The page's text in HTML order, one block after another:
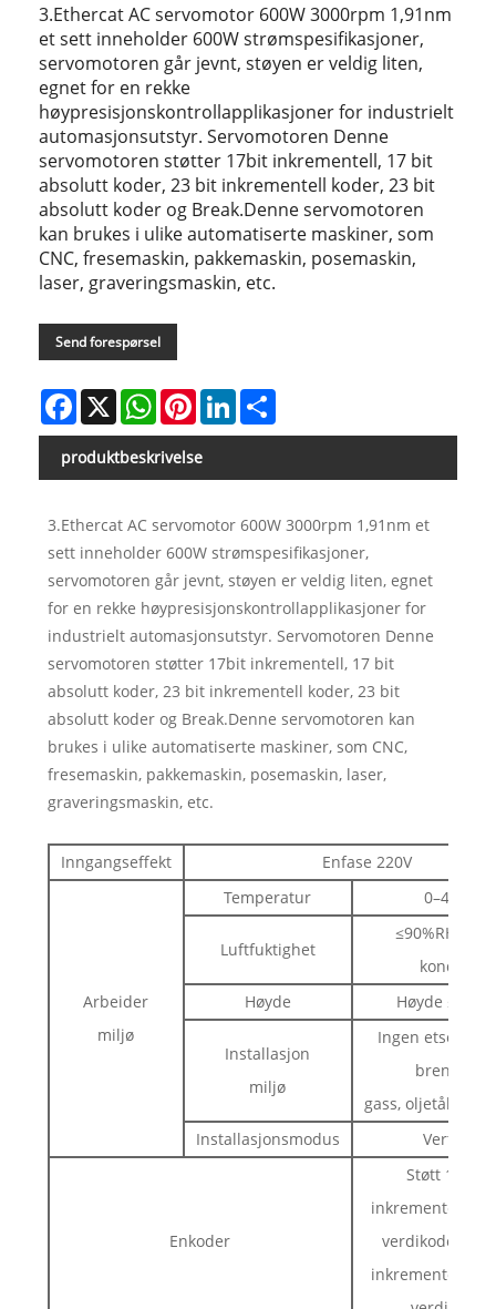
3.Ethercat AC servomotor 600W 3000rpm 1,91nm
et sett inneholder 600W strømspesifikasjoner,
servomotoren går jevnt, støyen er veldig liten,
egnet for en rekke
høypresisjonskontrollapplikasjoner for industrielt
automasjonsutstyr. Servomotoren Denne
servomotoren støtter 17bit inkrementell, 17 bit
absolutt koder, 23 bit inkrementell koder, 23 bit
absolutt koder og Break.Denne servomotoren
kan brukes i ulike automatiserte maskiner, som
CNC, fresemaskin, pakkemaskin, posemaskin,
laser, graveringsmaskin, etc.
Send forespørsel
Facebook
X WhatsAppPinterestLinkedIn
produktbeskrivelse
3.Ethercat AC servomotor 600W 3000rpm 1,91nm et
sett inneholder 600W strømspesifikasjoner,
servomotoren går jevnt, støyen er veldig liten, egnet
for en rekke høypresisjonskontrollapplikasjoner for
industrielt automasjonsutstyr. Servomotoren Denne
servomotoren støtter 17bit inkrementell, 17 bit
absolutt koder, 23 bit inkrementell koder, 23 bit
absolutt koder og Break.Denne servomotoren kan
brukes i ulike automatiserte maskiner, som CNC,
fresemaskin, pakkemaskin, posemaskin, laser,
graveringsmaskin, etc.
Inngangseffekt Enfase 220V
Arbeider
miljø
Temperatur 0–45 ℃
Luftfuktighet
≤90%RH,
kondens
Høyde
Høyde
Installasjon
miljø
Ingen etsende
brennbar
gass, oljetåke
Installasjonsmodus
Vertikal
Enkoder
Støtt 17-bits
inkrementell/
verdikoder,
inkrementell/